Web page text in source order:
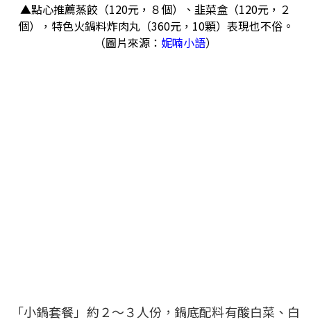
▲點心推薦蒸餃（120元，８個）、韭菜盒（120元，２
個），特色火鍋料炸肉丸（360元，10顆）表現也不俗。
（圖片來源： 妮喃小語）
「小鍋套餐」約２～３人份，鍋底配料有酸白菜、白